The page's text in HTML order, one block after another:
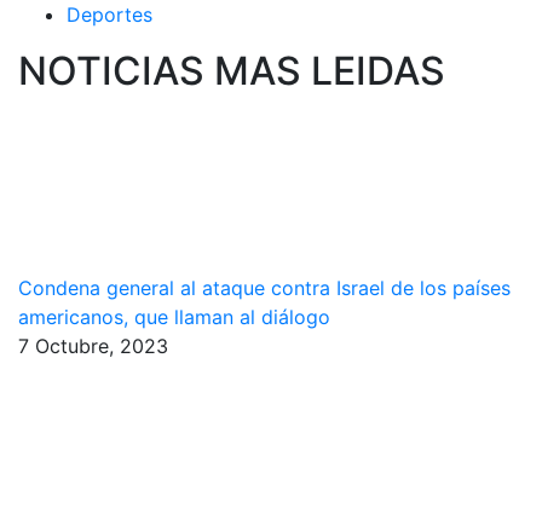
Deportes
NOTICIAS MAS LEIDAS
Condena general al ataque contra Israel de los países
americanos, que llaman al diálogo
7 Octubre, 2023